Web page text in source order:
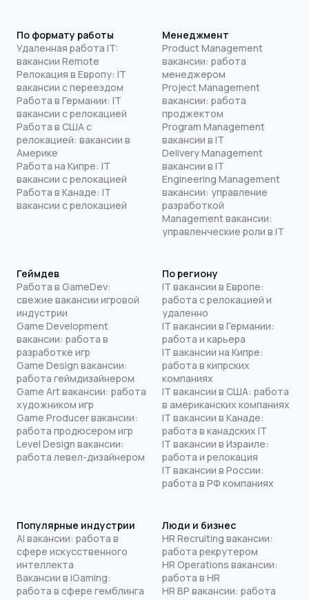
По формату работы
Удаленная работа IT:
вакансии Remote
Релокация в Европу: IT
вакансии с переездом
Работа в Германии: IT
вакансии с релокацией
Работа в США с
релокацией: вакансии в
Америке
Работа на Кипре: IT
вакансии с релокацией
Работа в Канаде: IT
вакансии с релокацией
Менеджмент
Product Management
вакансии: работа
менеджером
Project Management
вакансии: работа
проджектом
Program Management
вакансии в IT
Delivery Management
вакансии в IT
Engineering Management
вакансии: управление
разработкой
Management вакансии:
управленческие роли в IT
Геймдев
Работа в GameDev:
свежие вакансии игровой
индустрии
Game Development
вакансии: работа в
разработке игр
Game Design вакансии:
работа геймдизайнером
Game Art вакансии: работа
художником игр
Game Producer вакансии:
работа продюсером игр
Level Design вакансии:
работа левел-дизайнером
По региону
IT вакансии в Европе:
работа с релокацией и
удаленно
IT вакансии в Германии:
работа и карьера
IT вакансии на Кипре:
работа в кипрских
компаниях
IT вакансии в США: работа
в американских компаниях
IT вакансии в Канаде:
работа в канадских IT
IT вакансии в Израиле:
работа и релокация
IT вакансии в России:
работа в РФ компаниях
Популярные индустрии
AI вакансии: работа в
сфере искусственного
интеллекта
Вакансии в iGaming:
работа в сфере гемблинга
Люди и бизнес
HR Recruiting вакансии:
работа рекрутером
HR Operations вакансии:
работа в HR
HR BP вакансии: работа